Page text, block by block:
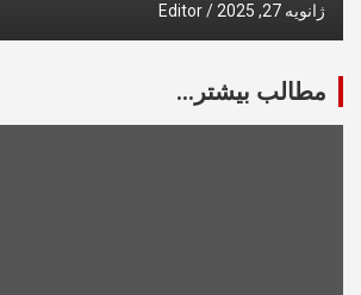
ژانویه 27, 2025 Editor
مطالب بیشتر...